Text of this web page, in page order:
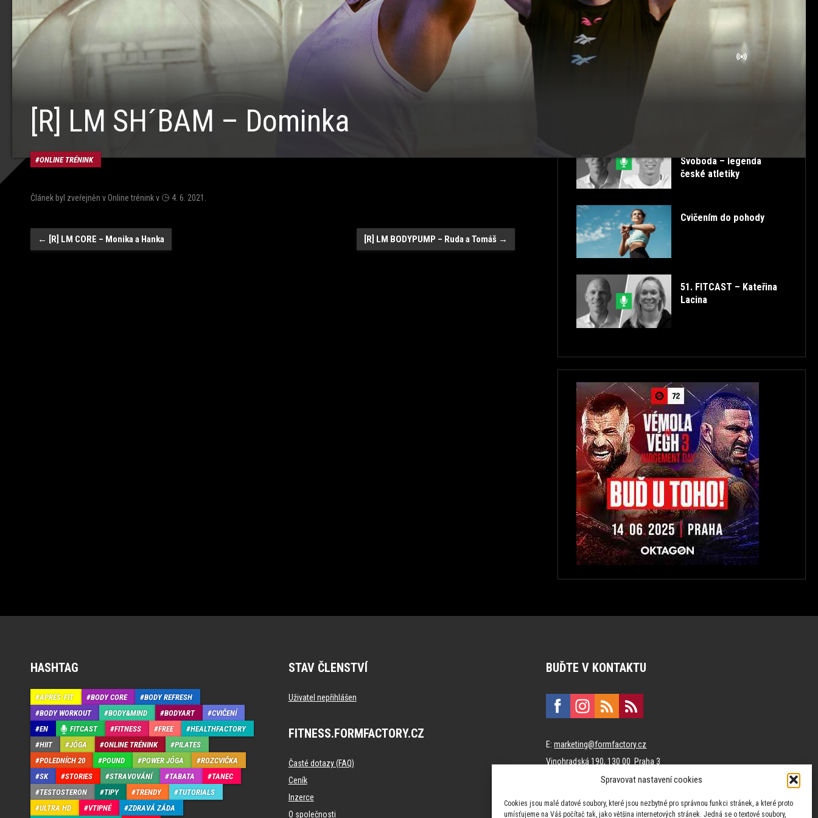
Spravovat nastavení cookies
Cookies jsou malé datové soubory, které jsou nezbytné pro správnou funkci stránek, a které proto
umísťujeme na Váš počítač tak, jako většina internetových stránek. Jedná se o textové soubory,
[R] LM SH´BAM – Dominka
ONLINE TRÉNINK
Článek byl zveřejněn vOnline tréninkv 4. 6. 2021
Navigace
← [R] LM CORE – Monika a Hanka [R] LM BODYPUMP – Ruda a Tomáš →
ROZCVIČKA
STORIES
STRAVOVÁNÍ
TABATA
TESTOSTERON
TRENDY
TUTORIALS
VTIPNÉ
ZDRAVÁ ZÁDA
ZDRAVÉ PROTAHOVÁNÍ ŽIVĚ
Svoboda – legenda
české atletiky
Cvičením do pohody
51. FITCAST – Kateřina
Lacina
HASHTAG
APRÉS-FIT BODY CORE
BODY REFRESH
BODY WORKOUT
BODY&MIND BODYART
CVIČENÍ
EN
FITCAST FITNESS FREE
HEALTHFACTORY
HIIT
JÓGA ONLINE TRÉNINK
PILATES
POLEDNÍCH 20
POUND POWER JÓGA
ROZCVIČKA
SK
STORIES STRAVOVÁNÍ TABATA
TANEC
TESTOSTERON
TIPY TRENDY
TUTORIALS
ULTRA HD
VTIPNÉ ZDRAVÁ ZÁDA
STAV ČLENSTVÍ
Uživatel nepřihlášen
FITNESS.FORMFACTORY.CZ
Časté dotazy (FAQ)
Ceník
Inzerce
O společnosti
BUĎTE V KONTAKTU
E:marketing@formfactory.cz
Vinohradská 190, 130 00 Praha 3